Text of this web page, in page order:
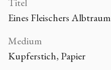
Eines Fleischers Albtraum
Medium
Kupferstich, Papier